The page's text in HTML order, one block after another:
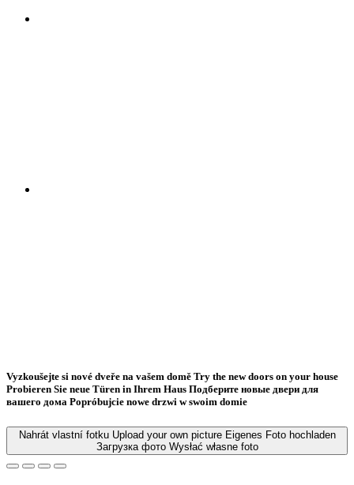
Vyzkoušejte si nové dveře na vašem domě Try the new doors on your house
Probieren Sie neue Türen in Ihrem Haus Подберите новые двери для
вашего дома Popróbujcie nowe drzwi w swoim domie
Nahrát vlastní fotku Upload your own picture Eigenes Foto hochladen
Загрузка фото Wysłać własne foto